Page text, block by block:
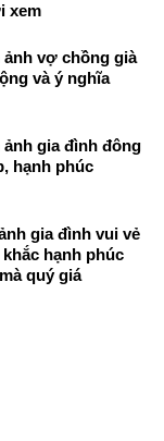
xem
ảnh vợ chồng già
và ý nghĩa
ảnh gia đình đông
hạnh phúc
gia đình vui vẻ
hạnh phúc
quý giá